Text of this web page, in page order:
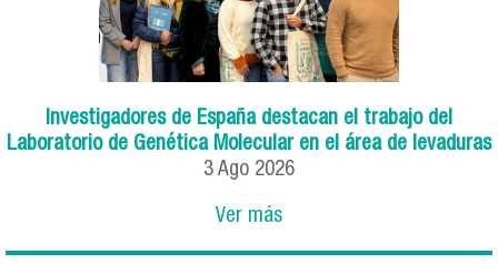
Investigadores de España destacan el trabajo del
Laboratorio de Genética Molecular en el área de levaduras
3 Ago 2026
Ver más